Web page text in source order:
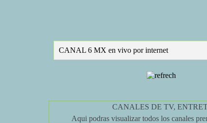
CANAL 6 MX en vivo por internet
CANALES DE TV,
Aqui podras visualizar todos los canales